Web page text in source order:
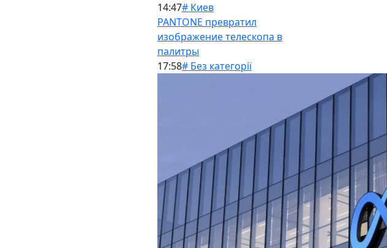
14:47# Киев
PANTONE превратил
изображение телескопа в
палитры
17:58# Без категорії